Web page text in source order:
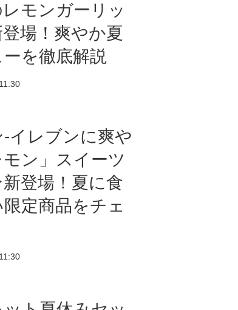
モンガーリッ
場！爽やか夏
ーを徹底解説
イレブンに爽や
ン」スイーツ
新登場！夏に食
定商品をチェ